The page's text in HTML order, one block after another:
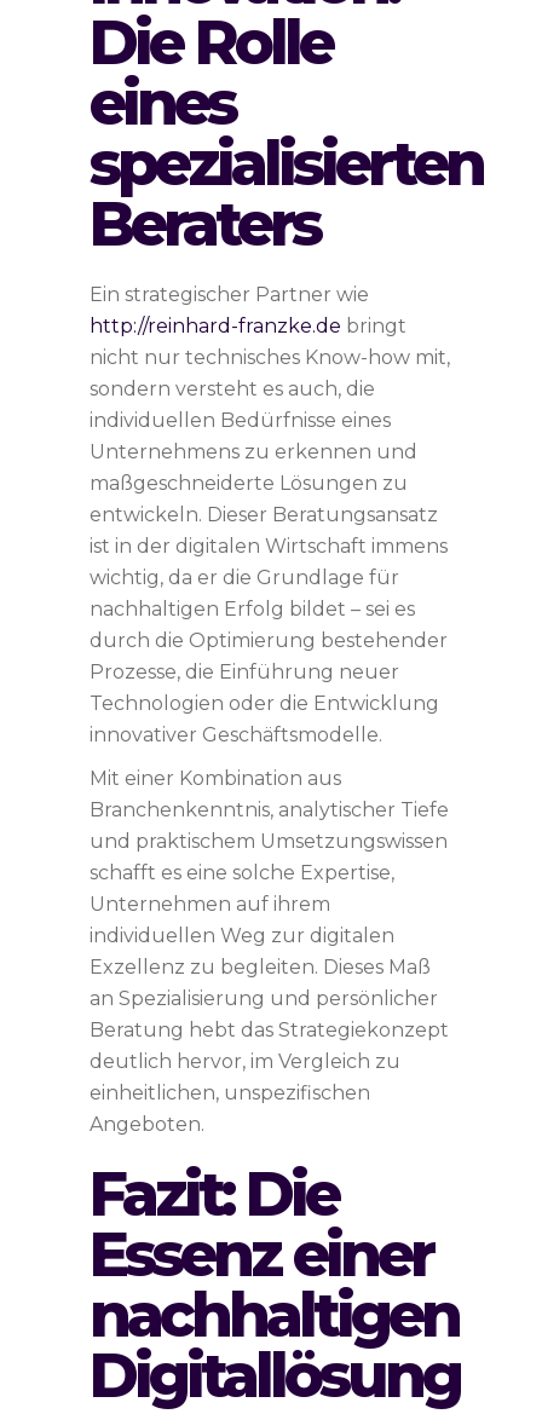
Die Rolle
eines
spezialisierten
Beraters
Ein strategischer Partner wie
http://reinhard-franzke.de bringt
nicht nur technisches Know-how mit,
sondern versteht es auch, die
individuellen Bedürfnisse eines
Unternehmens zu erkennen und
maßgeschneiderte Lösungen zu
entwickeln. Dieser Beratungsansatz
ist in der digitalen Wirtschaft immens
wichtig, da er die Grundlage für
nachhaltigen Erfolg bildet – sei es
durch die Optimierung bestehender
Prozesse, die Einführung neuer
Technologien oder die Entwicklung
innovativer Geschäftsmodelle.
Mit einer Kombination aus
Branchenkenntnis, analytischer Tiefe
und praktischem Umsetzungswissen
schafft es eine solche Expertise,
Unternehmen auf ihrem
individuellen Weg zur digitalen
Exzellenz zu begleiten. Dieses Maß
an Spezialisierung und persönlicher
Beratung hebt das Strategiekonzept
deutlich hervor, im Vergleich zu
einheitlichen, unspezifischen
Angeboten.
Fazit: Die
Essenz einer
nachhaltigen
Digitallösung